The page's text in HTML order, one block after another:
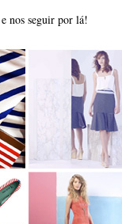
nos seguir por lá!